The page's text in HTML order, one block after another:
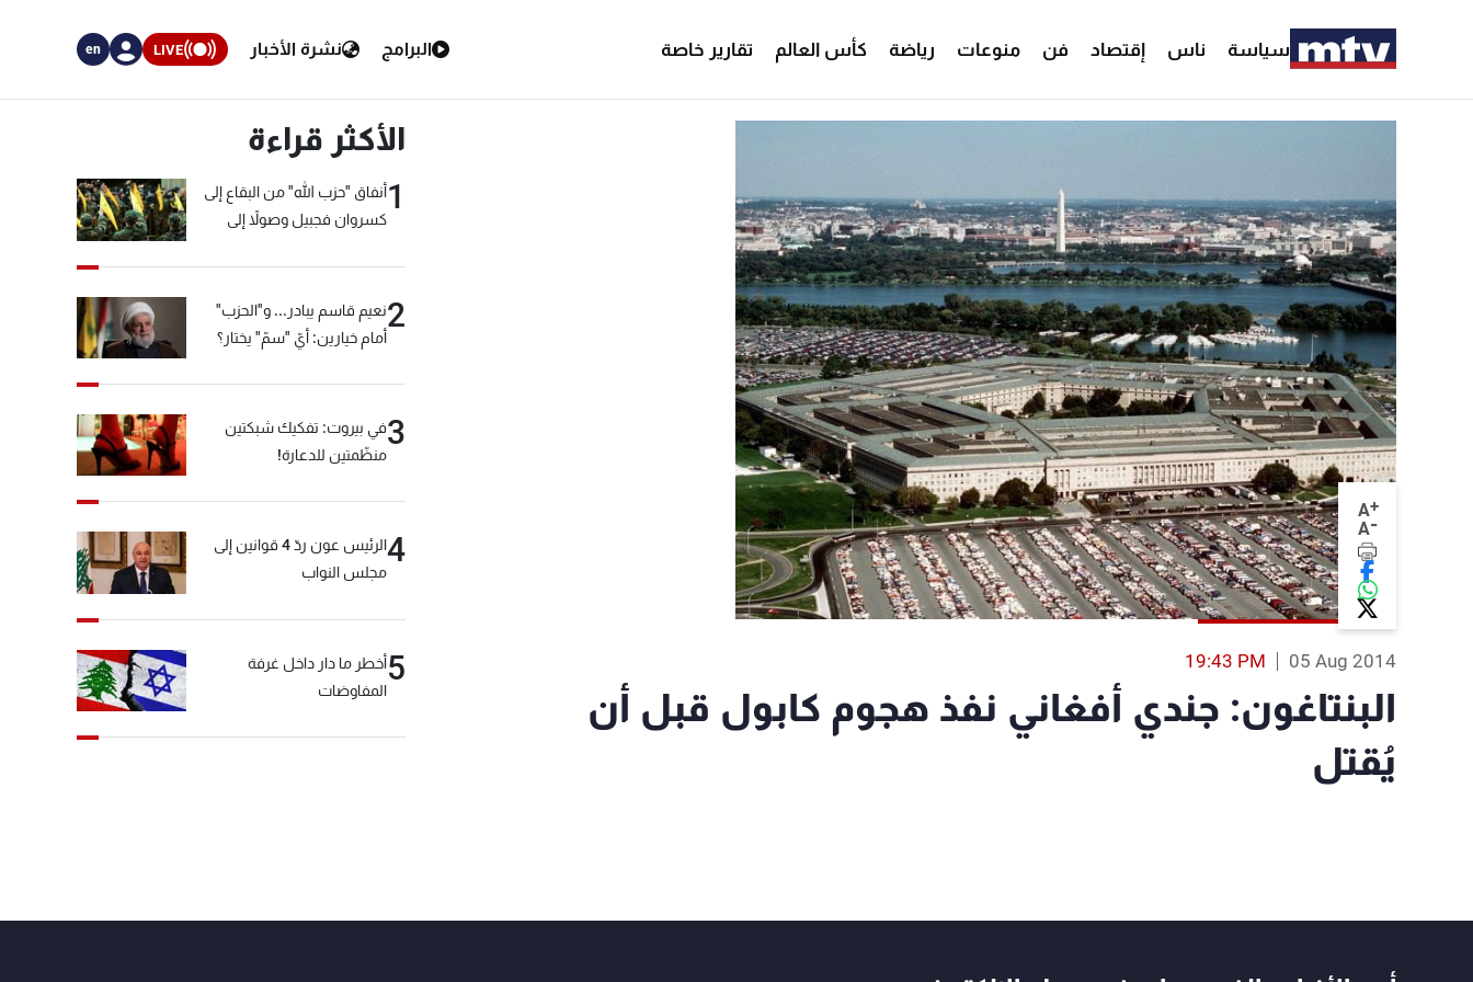
سياسة ناس إقتصاد فن منوعات رياضة كأس العالم تقارير خاصة البرامج نشرة الأخبار LIVE
en
A+
A-
05 Aug 2014
19:43 PM
البنتاغون: جندي أفغاني نفذ هجوم كابول قبل أن
يُقتل
الأكثر قراءة
1أنفاق "حزب الله" من البقاع إلى
كسروان فجبيل وصولاً إلى
2نعيم قاسم يبادر... و"الحزب"
أمام خيارين: أيّ "سمّ" يختار؟
3في بيروت: تفكيك شبكتين
منظّمتين للدعارة!
4
الرئيس عون ردّ 4 قوانين إلى
مجلس النواب
5أخطر ما دار داخل غرفة
المفاوضات